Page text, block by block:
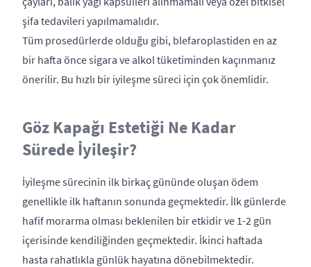
şifa tedavileri yapılmamalıdır.
Tüm prosedürlerde olduğu gibi, blefaroplastiden en az
bir hafta önce sigara ve alkol tüketiminden kaçınmanız
önerilir. Bu hızlı bir iyileşme süreci için çok önemlidir.
Göz Kapağı Estetiği Ne Kadar
Sürede İyileşir?
İyileşme sürecinin ilk birkaç gününde oluşan ödem
genellikle ilk haftanın sonunda geçmektedir. İlk günlerde
hafif morarma olması beklenilen bir etkidir ve 1-2 gün
içerisinde kendiliğinden geçmektedir. İkinci haftada
hasta rahatlıkla günlük hayatına dönebilmektedir.